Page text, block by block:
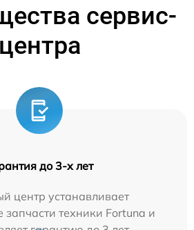
сервис-
центра
до 3-х лет
центр устанавливает
запчасти техники Fortuna и